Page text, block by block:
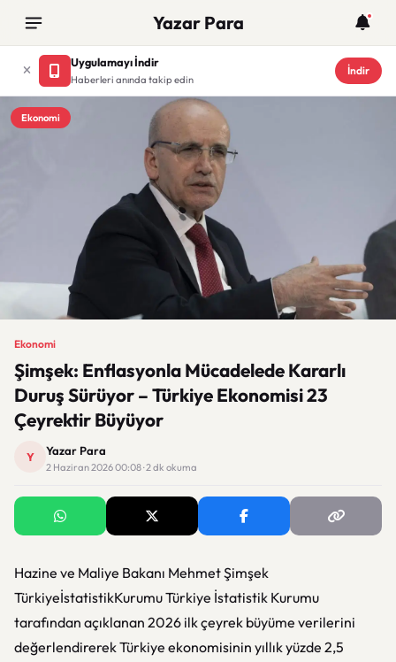
Yazar Para
Uygulamayı İndir
Haberleri anında takip edin
İndir
Ekonomi
Ekonomi
Şimşek: Enflasyonla Mücadelede Kararlı
Duruş Sürüyor – Türkiye Ekonomisi 23
Çeyrektir Büyüyor
Y Yazar Para
2 Haziran 2026 00:08 · 2 dk okuma
Hazine ve Maliye Bakanı Mehmet Şimşek
TürkiyeİstatistikKurumuTürkiye İstatistik Kurumu
tarafından açıklanan 2026 ilk çeyrek büyüme verilerini
değerlendirerek Türkiye ekonomisinin yıllık yüzde 2,5